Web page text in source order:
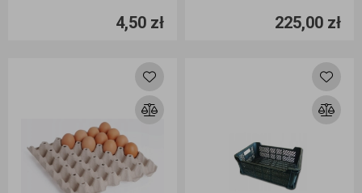
4,50 zł 225,00 zł